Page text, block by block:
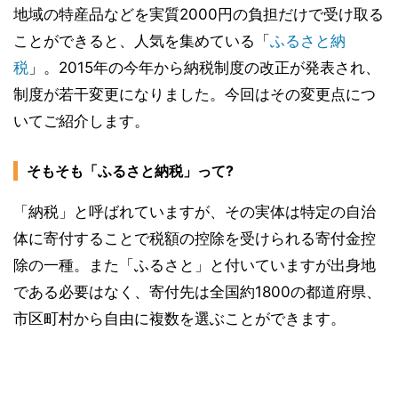
地域の特産品などを実質2000円の負担だけで受け取る
ことができると、人気を集めている「 ふるさと納
税 」。2015年の今年から納税制度の改正が発表され、
制度が若干変更になりました。今回はその変更点につ
いてご紹介します。
そもそも「ふるさと納税」って?
「納税」と呼ばれていますが、その実体は特定の自治
体に寄付することで税額の控除を受けられる寄付金控
除の一種。また「ふるさと」と付いていますが出身地
である必要はなく、寄付先は全国約1800の都道府県、
市区町村から自由に複数を選ぶことができます。